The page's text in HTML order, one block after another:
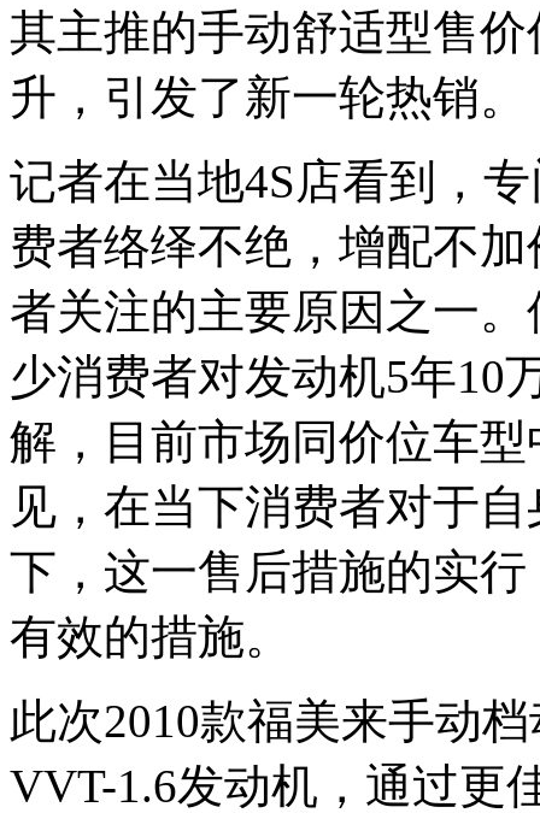
其主推的手动舒适型售
升，引发了新一轮热销。
记者在当地4S店看到，
费者络绎不绝，增配不
者关注的主要原因之一
少消费者对发动机5年10
解，目前市场同价位车
见，在当下消费者对于
下，这一售后措施的实
有效的措施。
此次2010款福美来手动
VVT-1.6发动机，通过更